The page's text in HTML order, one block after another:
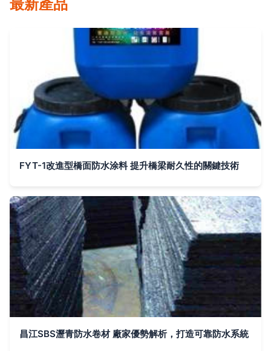
最新產品
FYT-1改進型橋面防水涂料 提升橋梁耐久性的關鍵技術
昌江SBS瀝青防水卷材 廠家優勢解析，打造可靠防水系統